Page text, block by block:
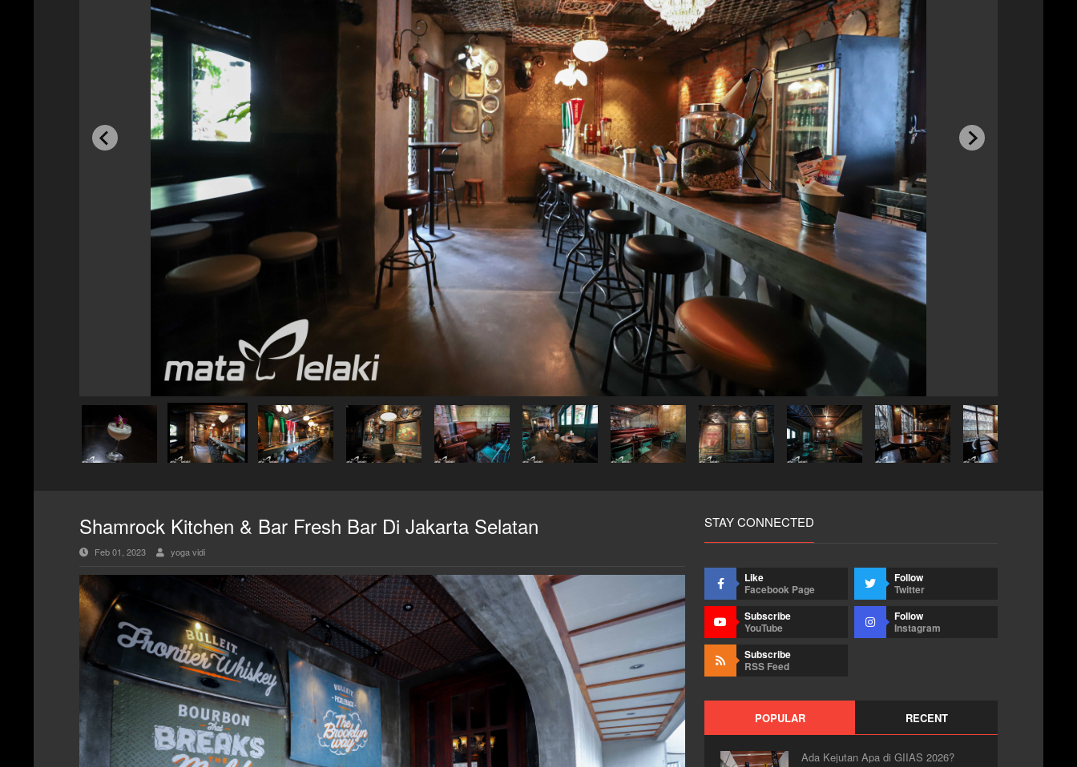
Shamrock Kitchen & Bar Fresh Bar Di Jakarta Selatan
Feb 01, 2023 yoga vidi
STAY CONNECTED
Like
Facebook Page
Follow
Twitter
Subscribe
YouTube
Follow
Instagram
Subscribe
RSS Feed
POPULAR RECENT
Ada Kejutan Apa di GIIAS 2026?